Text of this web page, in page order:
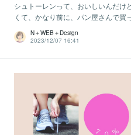
シュトーレンって、おいしいんだけ
くて、かなり前に、パン屋さんで買
N＋WEB＋Design
2023/12/07 16:41